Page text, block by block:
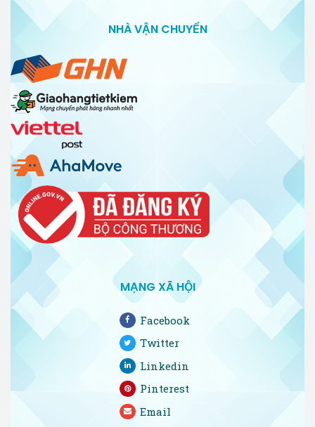
NHÀ VẬN CHUYỂN
MẠNG XÃ HỘI
Facebook
Twitter
Linkedin
Pinterest
Email